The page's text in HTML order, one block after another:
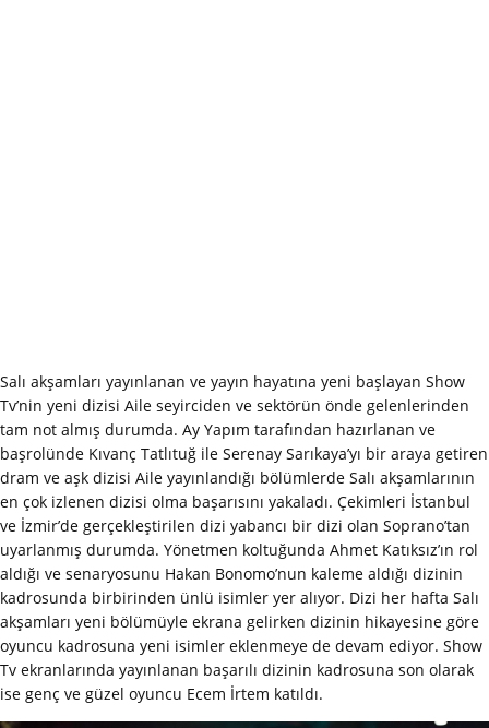
Salı akşamları yayınlanan ve yayın hayatına yeni başlayan Show
Tv’nin yeni dizisi Aile seyirciden ve sektörün önde gelenlerinden
tam not almış durumda. Ay Yapım tarafından hazırlanan ve
başrolünde Kıvanç Tatlıtuğ ile Serenay Sarıkaya’yı bir araya getiren
dram ve aşk dizisi Aile yayınlandığı bölümlerde Salı akşamlarının
en çok izlenen dizisi olma başarısını yakaladı. Çekimleri İstanbul
ve İzmir’de gerçekleştirilen dizi yabancı bir dizi olan Soprano’tan
uyarlanmış durumda. Yönetmen koltuğunda Ahmet Katıksız’ın rol
aldığı ve senaryosunu Hakan Bonomo’nun kaleme aldığı dizinin
kadrosunda birbirinden ünlü isimler yer alıyor. Dizi her hafta Salı
akşamları yeni bölümüyle ekrana gelirken dizinin hikayesine göre
oyuncu kadrosuna yeni isimler eklenmeye de devam ediyor. Show
Tv ekranlarında yayınlanan başarılı dizinin kadrosuna son olarak
ise genç ve güzel oyuncu Ecem İrtem katıldı.